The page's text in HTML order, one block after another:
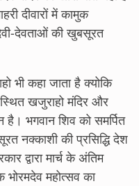
दीवारों में कामुक
देवताओं की खुबसूरत
भी कहा जाता है क्योकि
खजुराहो मंदिर और
है। भगवान शिव को समर्पित
नक्काशी की प्रसिद्धि देश
द्वारा मार्च के अंतिम
महोत्सव का